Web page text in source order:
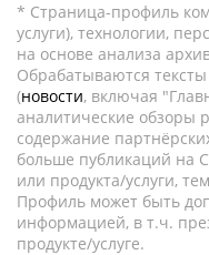
* Страница-профиль
услуги), технологии,
на основе анализа
Обрабатываются
(новости, включая
аналитические обзоры
содержание
больше публикаций на
или продукта/услуги,
Профиль может быть
информацией, в т.ч.
продукте/услуге.